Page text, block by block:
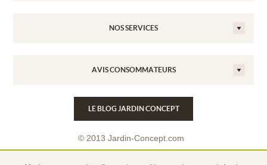
NOS SERVICES
AVIS CONSOMMATEURS
LE BLOG JARDIN CONCEPT
© 2013 Jardin-Concept.com